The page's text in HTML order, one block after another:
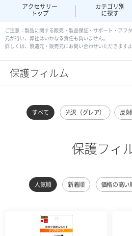
アクセサリー
トップ
カテゴリ別
に探す
ご注意：製品に関する販売・製品保証・サポート・アフ
元が行い、弊社はいかなる責任も負いません。
詳しくは、製造元・販売元にお問い合わせいただきます
保護フィルム
すべて 光沢（グレア） 反
保護フィ
人気順 新着順 価格の高い